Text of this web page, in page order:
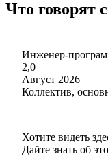
Что говорят
Инженер-
2,0
Август 2026
Коллектив,
Хотите видеть
Дайте знать об